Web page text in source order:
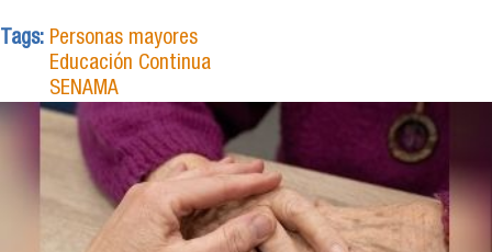
Tags: Personas mayores
Educación Continua
SENAMA